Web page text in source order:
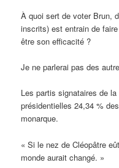
À quoi sert de voter Brun,
inscrits) est entrain de
être son efficacité ?
Je ne parlerai pas des
Les partis signataires de
présidentielles 24,34 %
monarque.
« Si le nez de Cléopâtre
monde aurait changé. »